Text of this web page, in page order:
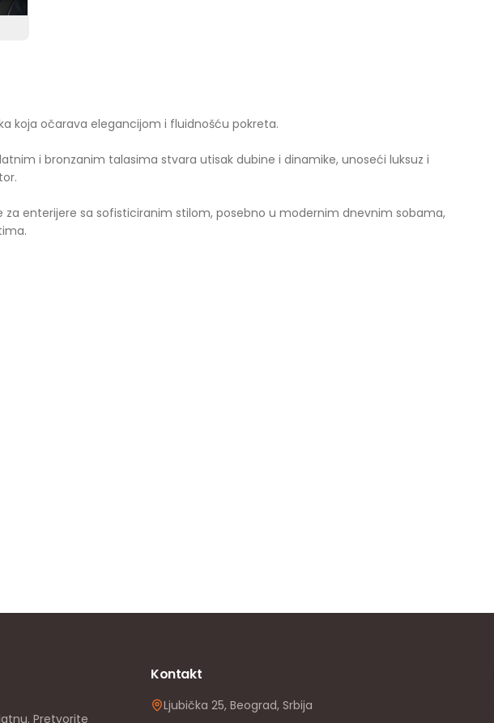
koja očarava elegancijom i fluidnošću pokreta.
i bronzanim talasima stvara utisak dubine i dinamike, unoseći luksuz i
enterijere sa sofisticiranim stilom, posebno u modernim dnevnim sobama,
Pretvorite
Kontakt
Ljubička 25, Beograd, Srbija